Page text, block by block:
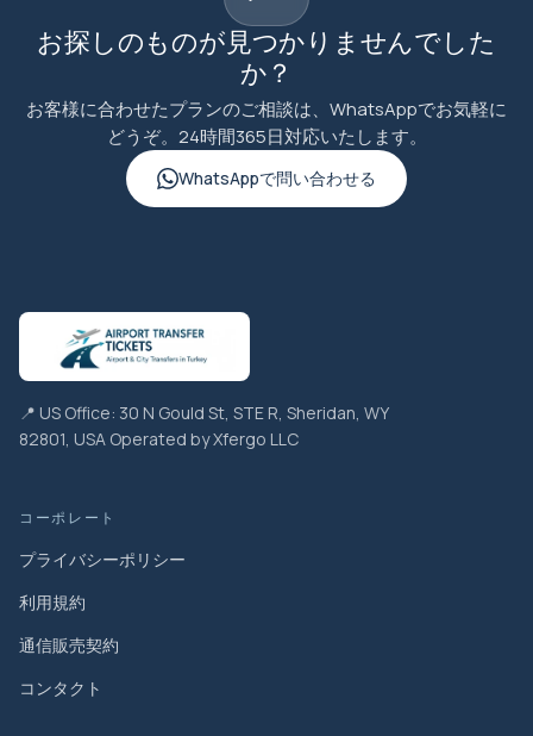
お探しのものが見つかりませんでした
か？
お客様に合わせたプランのご相談は、WhatsAppでお気軽に
どうぞ。24時間365日対応いたします。
WhatsAppで問い合わせる
📍 US Office: 30 N Gould St, STE R, Sheridan, WY
82801, USA Operated by Xfergo LLC
コーポレート
プライバシーポリシー
利用規約
通信販売契約
コンタクト